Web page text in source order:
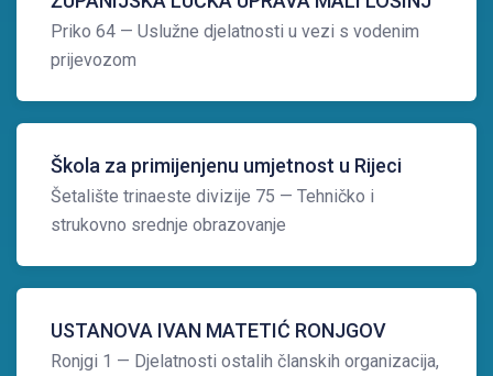
Priko 64 — Uslužne djelatnosti u vezi s vodenim
prijevozom
Škola za primijenjenu umjetnost u Rijeci
Šetalište trinaeste divizije 75 — Tehničko i
strukovno srednje obrazovanje
USTANOVA IVAN MATETIĆ RONJGOV
Ronjgi 1 — Djelatnosti ostalih članskih organizacija,